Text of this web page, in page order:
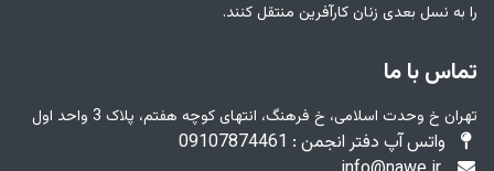
را به نسل بعدی زنان کارآفرین منتقل کنند.
تماس با ما
تهران خ وحدت اسلامی، خ فرهنگ، انتهای کوچه هفتم، پلاک 3 واحد اول
واتس آپ دفتر انجمن : 09107874461